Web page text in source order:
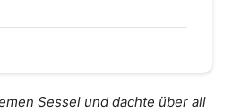
Sessel und dachte über all